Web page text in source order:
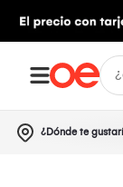
¿Dónde te